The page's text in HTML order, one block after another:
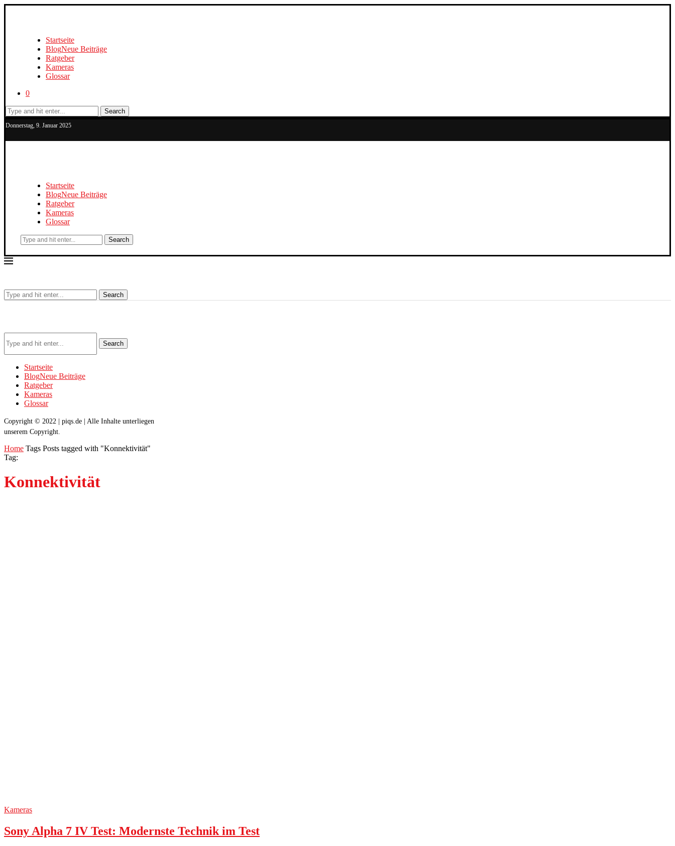
Startseite
BlogNeue Beiträge
Ratgeber
Kameras
Glossar
0
Search
Donnerstag, 9. Januar 2025
Startseite
BlogNeue Beiträge
Ratgeber
Kameras
Glossar
Search
Search
Search
Startseite
BlogNeue Beiträge
Ratgeber
Kameras
Glossar
Copyright © 2022 | piqs.de | Alle Inhalte unterliegen
unserem Copyright.
Home Tags Posts tagged with "Konnektivität"
Tag:
Konnektivität
Kameras
Sony Alpha 7 IV Test: Modernste Technik im Test